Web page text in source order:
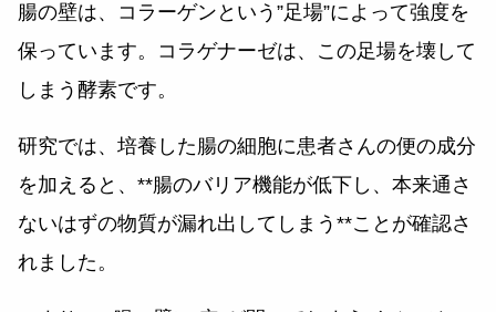
腸の壁は、コラーゲンという”足場”によって強度を
保っています。コラゲナーゼは、この足場を壊して
しまう酵素です。
研究では、培養した腸の細胞に患者さんの便の成分
を加えると、**腸のバリア機能が低下し、本来通さ
ないはずの物質が漏れ出してしまう**ことが確認さ
れました。